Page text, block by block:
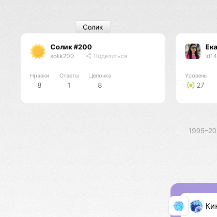
Солик #200
solik200 Поделиться
Нравки
8
Ответы
1
Цепочка
8
Солик
Уровень
27